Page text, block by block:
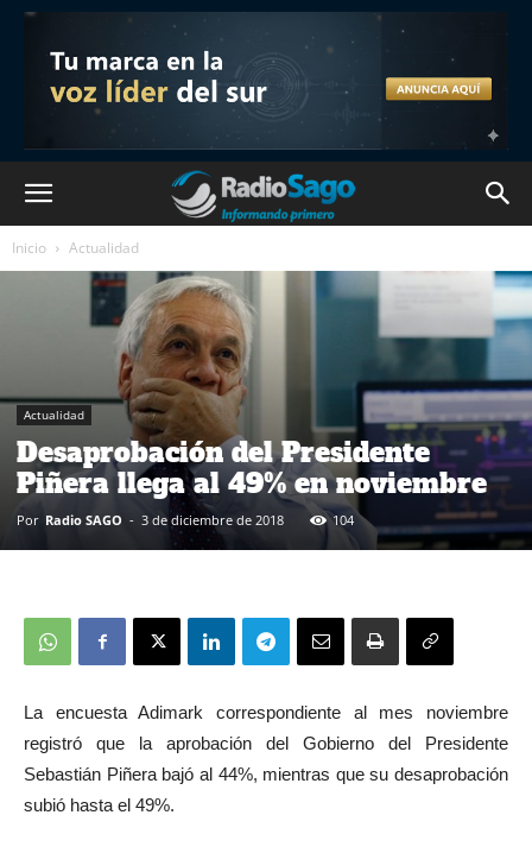
Inicio Actualidad
Actualidad
Desaprobación del Presidente
Piñera llega al 49% en noviembre
Por Radio SAGO - 3 de diciembre de 2018 104
La encuesta Adimark correspondiente al mes noviembre
registró que la aprobación del Gobierno del Presidente
Sebastián Piñera bajó al 44%, mientras que su desaprobación
subió hasta el 49%.